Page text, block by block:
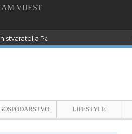
VIJEST
Pazin “Dijalozi sa slikarimar”
LIFESTYLE